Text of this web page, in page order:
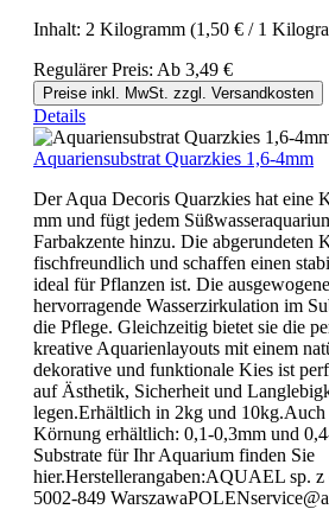
Inhalt: 2 Kilogramm (1,50 € / 1
Regulärer Preis: Ab 3,49 €
Preise inkl. MwSt. zzgl. Versandkosten
Details
Aquariensubstrat Quarzkies 1,6-4mm
Der Aqua Decoris Quarzkies hat eine
mm und fügt jedem
Farbakzente hinzu. Die abgerundeten
fischfreundlich und schaffen einen
ideal für Pflanzen ist. Die
hervorragende Wasserzirkulation im
die Pflege. Gleichzeitig bietet sie die
kreative Aquarienlayouts mit einem
dekorative und funktionale Kies ist
auf Ästhetik, Sicherheit und
legen.Erhältlich in 2kg und 10kg.Auch
Körnung erhältlich: 0,1-0,3mm und
Substrate für Ihr Aquarium finden Sie
hier.Herstellerangaben:AQUAEL sp.
5002-849